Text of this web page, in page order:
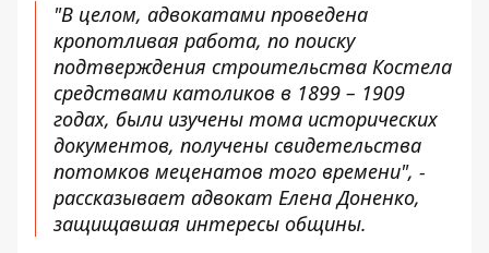
"В целом, адвокатами проведена
кропотливая работа, по поиску
подтверждения строительства Костела
средствами католиков в 1899 – 1909
годах, были изучены тома исторических
документов, получены свидетельства
потомков меценатов того времени", -
рассказывает адвокат Елена Доненко,
защищавшая интересы общины.